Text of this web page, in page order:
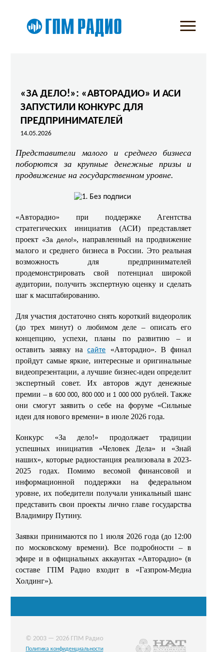
«ЗА ДЕЛО!»: «АВТОРАДИО» И АСИ
ЗАПУСТИЛИ КОНКУРС ДЛЯ
ПРЕДПРИНИМАТЕЛЕЙ
14.05.2026
Представители малого и среднего бизнеса
поборются за крупные денежные призы и
продвижение на государственном уровне.
«Авторадио» при поддержке Агентства
стратегических инициатив (АСИ) представляет
проект«За дело!», направленный на продвижение
малого и среднего бизнеса в России. Это реальная
возможность для предпринимателей
продемонстрировать свой потенциал широкой
аудитории, получить экспертную оценку и сделать
шаг к масштабированию.
Для участия достаточно снять короткий видеоролик
(до трех минут) о любимом деле – описать его
концепцию, успехи, планы по развитию – и
оставить заявку насайте «Авторадио». В финал
пройдут самые яркие, интересные и оригинальные
видеопрезентации, а лучшие бизнес-идеи определит
экспертный совет. Их авторов ждут денежные
премии – в 600 000, 800 000 и 1 000 000 рублей. Также
они смогут заявить о себе на форуме «Сильные
идеи для нового времени» в июле 2026 года.
Конкурс «За дело!» продолжает традиции
успешных инициатив «Человек Дела» и «Знай
наших», которые радиостанция реализовала в 2023-
2025 годах. Помимо весомой финансовой и
информационной поддержки на федеральном
уровне, их победители получали уникальный шанс
представить свои проекты лично главе государства
Владимиру Путину.
Заявки принимаются по 1 июля 2026 года (до 12:00
по московскому времени). Все подробности – в
эфире и в официальных аккаунтах «Авторадио» (в
составе ГПМ Радио входит в «Газпром-Медиа
Холдинг»).
© 2003 — 2026 ГПМ Радио
Политика конфиденциальности